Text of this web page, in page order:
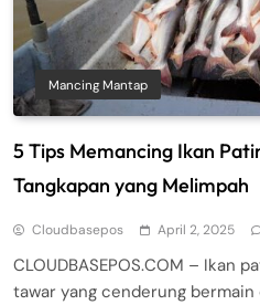
Mancing Mantap
5 Tips Memancing Ikan
Tangkapan yang Melimpah
Cloudbasepos April 2, 2025
CLOUDBASEPOS.COM – Ikan
tawar yang cenderung bermain